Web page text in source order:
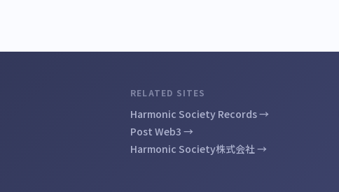
RELATED SITES
Harmonic Society Records →
Post Web3 →
Harmonic Society株式会社 →